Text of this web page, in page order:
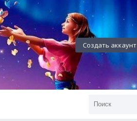
Создать аккаунт